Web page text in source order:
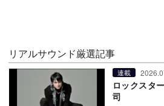
リアルサウンド厳選記事
連載
ロックスタ
司